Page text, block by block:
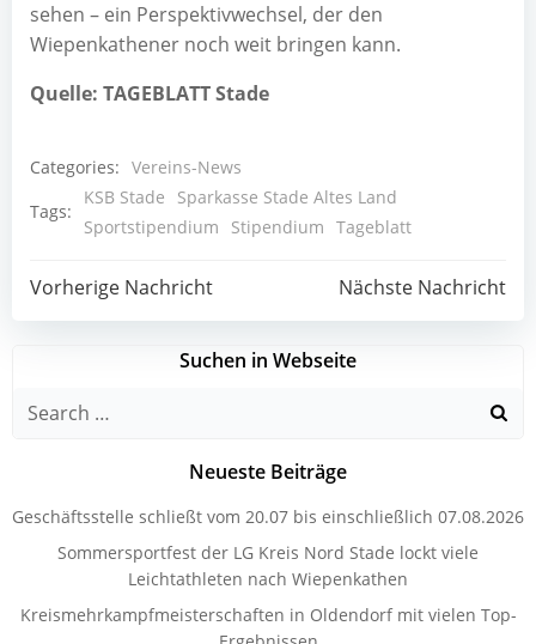
sehen – ein Perspektivwechsel, der den
Wiepenkathener noch weit bringen kann.
Quelle: TAGEBLATT Stade
Categories: Vereins-News
Tags:
KSB Stade
Sparkasse Stade Altes Land
Sportstipendium
Stipendium Tageblatt
Post
navigation
Vorherige Nachricht
Post
navigation
Nächste Nachricht
Suchen in Webseite
Search
Neueste Beiträge
Geschäftsstelle schließt vom 20.07 bis einschließlich 07.08.2026
Sommersportfest der LG Kreis Nord Stade lockt viele
Leichtathleten nach Wiepenkathen
Kreismehrkampfmeisterschaften in Oldendorf mit vielen Top-